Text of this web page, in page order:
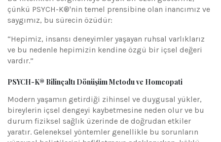
çünkü PSYCH-K®'nin temel prensibine olan inancımız ve
saygımız, bu sürecin özüdür:
“Hepimiz, insansı deneyimler yaşayan ruhsal varlıklarız
ve bu nedenle hepimizin kendine özgü bir içsel değeri
vardır.”
PSYCH-K® Bilinçaltı Dönüşüm Metodu ve Homeopati
Modern yaşamın getirdiği zihinsel ve duygusal yükler,
bireylerin içsel dengeyi kaybetmesine neden olur ve bu
durum fiziksel sağlık üzerinde de doğrudan etkiler
yaratır. Geleneksel yöntemler genellikle bu sorunların